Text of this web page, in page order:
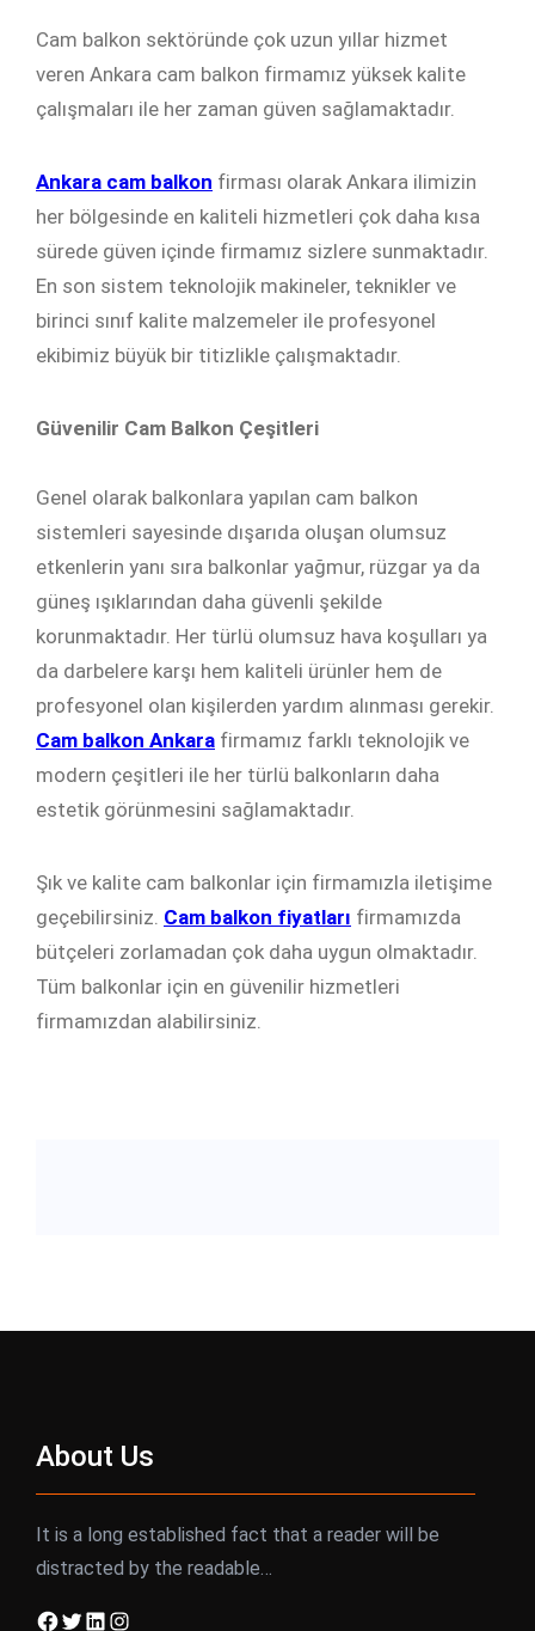
Cam balkon sektöründe çok uzun yıllar hizmet
veren Ankara cam balkon firmamız yüksek kalite
çalışmaları ile her zaman güven sağlamaktadır.
Ankara cam balkon firması olarak Ankara ilimizin
her bölgesinde en kaliteli hizmetleri çok daha kısa
sürede güven içinde firmamız sizlere sunmaktadır.
En son sistem teknolojik makineler, teknikler ve
birinci sınıf kalite malzemeler ile profesyonel
ekibimiz büyük bir titizlikle çalışmaktadır.
Güvenilir Cam Balkon Çeşitleri
Genel olarak balkonlara yapılan cam balkon
sistemleri sayesinde dışarıda oluşan olumsuz
etkenlerin yanı sıra balkonlar yağmur, rüzgar ya da
güneş ışıklarından daha güvenli şekilde
korunmaktadır. Her türlü olumsuz hava koşulları ya
da darbelere karşı hem kaliteli ürünler hem de
profesyonel olan kişilerden yardım alınması gerekir.
Cam balkon Ankara firmamız farklı teknolojik ve
modern çeşitleri ile her türlü balkonların daha
estetik görünmesini sağlamaktadır.
Şık ve kalite cam balkonlar için firmamızla iletişime
geçebilirsiniz. Cam balkon fiyatları firmamızda
bütçeleri zorlamadan çok daha uygun olmaktadır.
Tüm balkonlar için en güvenilir hizmetleri
firmamızdan alabilirsiniz.
About Us
It is a long established fact that a reader will be
distracted by the readable…
Facebook Twitter LinkedIn Instagram